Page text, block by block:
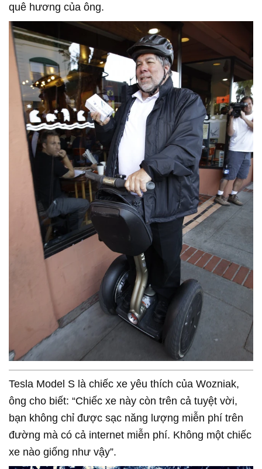
quê hương của ông.
Tesla Model S là chiếc xe yêu thích của Wozniak,
ông cho biết: “Chiếc xe này còn trên cả tuyệt vời,
bạn không chỉ được sạc năng lượng miễn phí trên
đường mà có cả internet miễn phí. Không một chiếc
xe nào giống như vậy”.